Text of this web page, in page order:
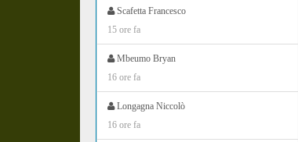
Scafetta Francesco
15 ore fa
Mbeumo Bryan
16 ore fa
Longagna Niccolò
16 ore fa